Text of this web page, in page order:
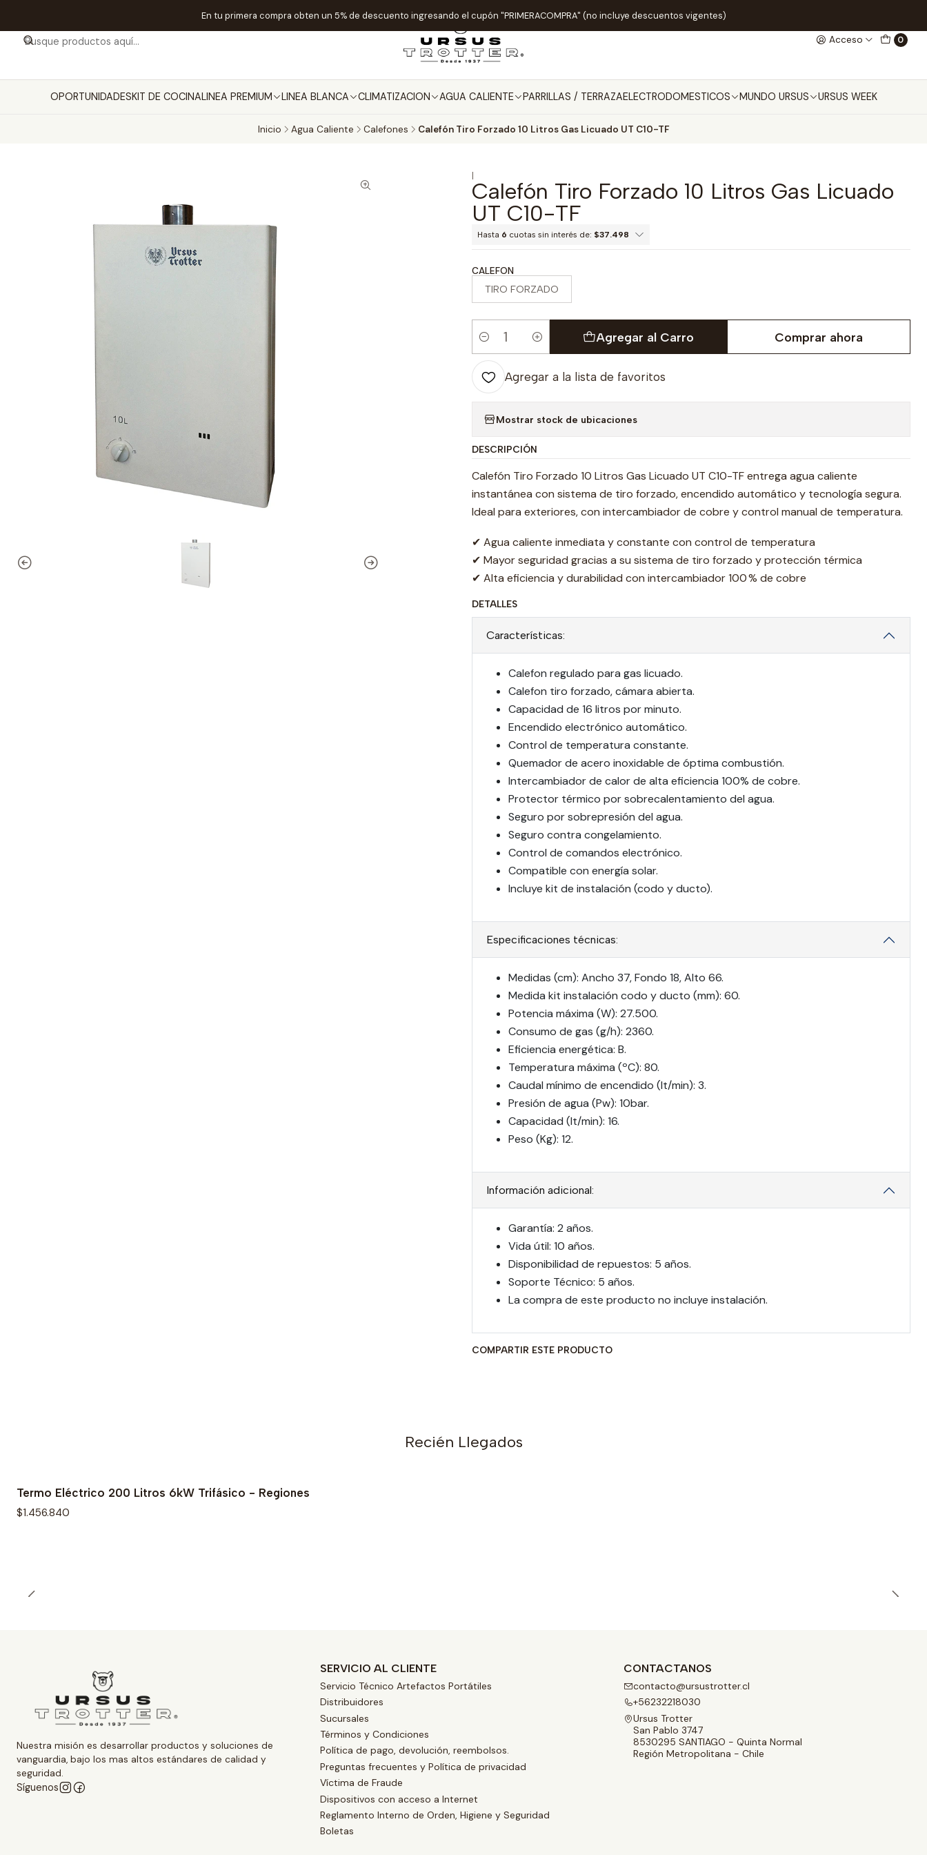
Acceso 0
OPORTUNIDADESKIT DE COCINALINEA PREMIUM LINEA BLANCA CLIMATIZACION AGUA CALIENTE PARRILLAS / TERRAZAELECTRODOMESTICOS MUNDO URSUS URSUS WEEK
En tu primera compra obten un 5% de descuento ingresando el cupón "PRIMERACOMPRA" (no incluye descuentos vigentes)
Inicio Agua Caliente Calefones Calefón Tiro Forzado 10 Litros Gas Licuado UT C10-TF
|
Calefón Tiro Forzado 10 Litros Gas Licuado
UT C10-TF
Hasta 6 cuotas sin interés de: $37.498
CALEFON
TIRO FORZADO
Cantidad
Agregar al Carro Comprar ahora
Agregar a la lista de favoritos
Mostrar stock de ubicaciones
DESCRIPCIÓN
Calefón Tiro Forzado 10 Litros Gas Licuado UT C10-TF entrega agua caliente
instantánea con sistema de tiro forzado, encendido automático y tecnología segura.
Ideal para exteriores, con intercambiador de cobre y control manual de temperatura.
✔ Agua caliente inmediata y constante con control de temperatura
✔ Mayor seguridad gracias a su sistema de tiro forzado y protección térmica
✔ Alta eficiencia y durabilidad con intercambiador 100 % de cobre
DETALLES
Características:
Calefon regulado para gas licuado.
Calefon tiro forzado, cámara abierta.
Capacidad de 16 litros por minuto.
Encendido electrónico automático.
Control de temperatura constante.
Quemador de acero inoxidable de óptima combustión.
Intercambiador de calor de alta eficiencia 100% de cobre.
Protector térmico por sobrecalentamiento del agua.
Seguro por sobrepresión del agua.
Seguro contra congelamiento.
Control de comandos electrónico.
Compatible con energía solar.
Incluye kit de instalación (codo y ducto).
Especificaciones técnicas:
Medidas (cm): Ancho 37, Fondo 18, Alto 66.
Medida kit instalación codo y ducto (mm): 60.
Potencia máxima (W): 27.500.
Consumo de gas (g/h): 2360.
Eficiencia energética: B.
Temperatura máxima (ºC): 80.
Caudal mínimo de encendido (lt/min): 3.
Presión de agua (Pw): 10bar.
Capacidad (lt/min): 16.
Peso (Kg): 12.
Información adicional:
Garantía: 2 años.
Vida útil: 10 años.
Disponibilidad de repuestos: 5 años.
Soporte Técnico: 5 años.
La compra de este producto no incluye instalación.
COMPARTIR ESTE PRODUCTO
Recién Llegados
Termo Eléctrico 200 Litros 6kW Trifásico - Regiones
$1.456.840
Nuestra misión es desarrollar productos y soluciones de
vanguardia, bajo los mas altos estándares de calidad y
seguridad.
Síguenos
SERVICIO AL CLIENTE
Servicio Técnico Artefactos Portátiles
Distribuidores
Sucursales
Términos y Condiciones
Política de pago, devolución, reembolsos.
Preguntas frecuentes y Política de privacidad
Víctima de Fraude
Dispositivos con acceso a Internet
Reglamento Interno de Orden, Higiene y Seguridad
Boletas
CONTACTANOS
contacto@ursustrotter.cl
+56232218030
Ursus Trotter
San Pablo 3747
8530295 SANTIAGO - Quinta Normal
Región Metropolitana - Chile